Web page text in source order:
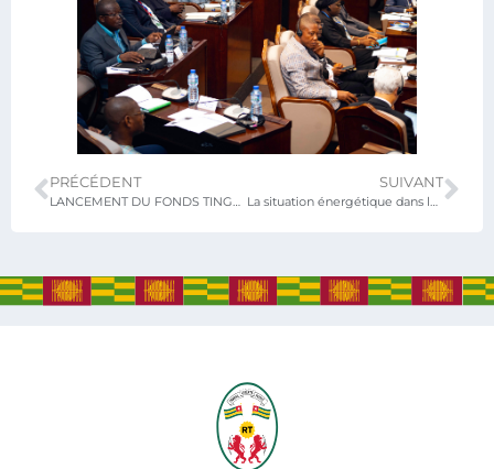
PRÉCÉDENT
LANCEMENT DU FONDS TINGA & PROJET DU RESEAU DE DISTRIBUTION DE L’ENERGIE ELECTRIQUE DES 6 GRANDES VILLES
SUIVANT
La situation énergétique dans la sous-région et ses impacts au Togo, la Ministre en charge de l’Energie face à la presse Lomé, 25 Mai 2024.